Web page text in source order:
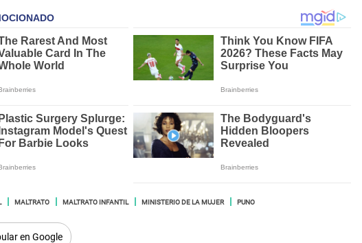
MALTRATO MALTRATO INFANTIL MINISTERIO DE LA MUJER PUNO
en Google